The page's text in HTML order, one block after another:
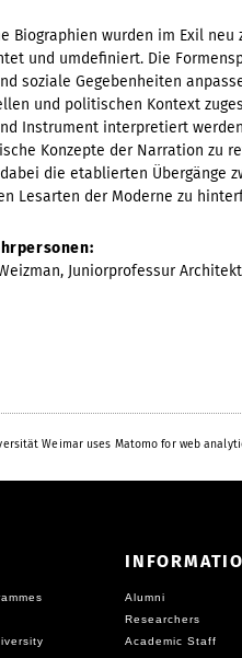
Biographien wurden im Exil
und umdefiniert. Die
soziale Gegebenheiten
und politischen Kontext
Instrument interpretiert
Konzepte der Narration zu
die etablierten Übergänge
Lesarten der Moderne zu
Juniorprofessur
Weimar uses Matomo for web
Alumni
Researchers
Academic Staff